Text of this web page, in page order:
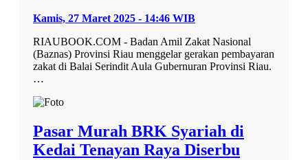
Kamis, 27 Maret 2025 - 14:46 WIB
RIAUBOOK.COM - Badan Amil Zakat Nasional
(Baznas) Provinsi Riau menggelar gerakan pembayaran
zakat di Balai Serindit Aula Gubernuran Provinsi Riau.
…
Pasar Murah BRK Syariah di
Kedai Tenayan Raya Diserbu